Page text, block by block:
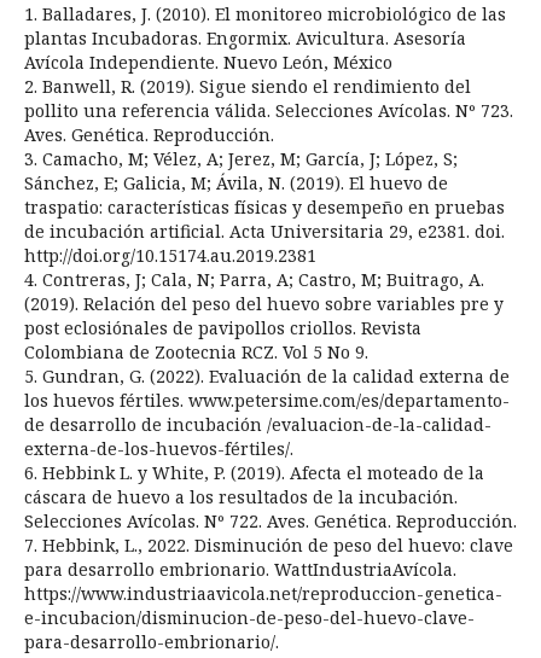
1. Balladares, J. (2010). El monitoreo microbiológico de las
plantas Incubadoras. Engormix. Avicultura. Asesoría
Avícola Independiente. Nuevo León, México
2. Banwell, R. (2019). Sigue siendo el rendimiento del
pollito una referencia válida. Selecciones Avícolas. Nº 723.
Aves. Genética. Reproducción.
3. Camacho, M; Vélez, A; Jerez, M; García, J; López, S;
Sánchez, E; Galicia, M; Ávila, N. (2019). El huevo de
traspatio: características físicas y desempeño en pruebas
de incubación artificial. Acta Universitaria 29, e2381. doi.
http://doi.org/10.15174.au.2019.2381
4. Contreras, J; Cala, N; Parra, A; Castro, M; Buitrago, A.
(2019). Relación del peso del huevo sobre variables pre y
post eclosiónales de pavipollos criollos. Revista
Colombiana de Zootecnia RCZ. Vol 5 No 9.
5. Gundran, G. (2022). Evaluación de la calidad externa de
los huevos fértiles. www.petersime.com/es/departamento-
de desarrollo de incubación /evaluacion-de-la-calidad-
externa-de-los-huevos-fértiles/.
6. Hebbink L. y White, P. (2019). Afecta el moteado de la
cáscara de huevo a los resultados de la incubación.
Selecciones Avícolas. Nº 722. Aves. Genética. Reproducción.
7. Hebbink, L., 2022. Disminución de peso del huevo: clave
para desarrollo embrionario. WattIndustriaAvícola.
https://www.industriaavicola.net/reproduccion-genetica-
e-incubacion/disminucion-de-peso-del-huevo-clave-
para-desarrollo-embrionario/.